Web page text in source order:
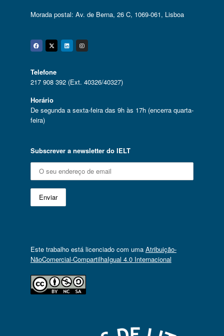
Morada postal: Av. de Berna, 26 C, 1069-061, Lisboa
Facebook
Twitter
Linkedin
Instagram
Telefone
217 908 392 (Ext. 40326/40327)
Horário
De segunda a sexta-feira das 9h às 17h (encerra quarta-
feira)
Subscrever a newsletter do IELT
Este trabalho está licenciado com uma Atribuição-
NãoComercial-CompartilhaIgual 4.0 Internacional